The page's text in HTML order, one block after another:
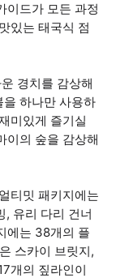
이드가 모든 과정
있는 태국식 점
경치를 감상해
하나만 사용하
미있게 즐기실
이의 숲을 감상해
티밋 패키지에는
, 유리 다리 건너
에는 38개의 플
스카이 브릿지,
개의 짚라인이